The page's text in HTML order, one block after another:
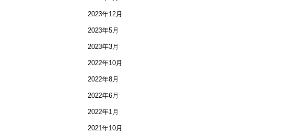
2023年12月
2023年5月
2023年3月
2022年10月
2022年8月
2022年6月
2022年1月
2021年10月